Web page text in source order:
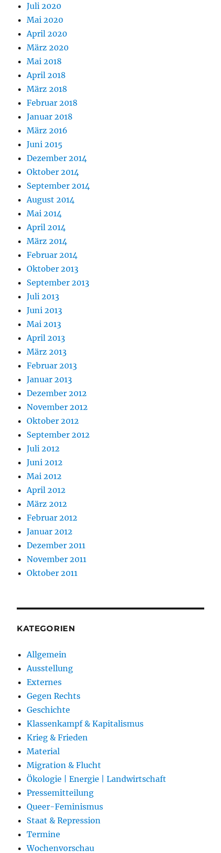
Juli 2020
Mai 2020
April 2020
März 2020
Mai 2018
April 2018
März 2018
Februar 2018
Januar 2018
März 2016
Juni 2015
Dezember 2014
Oktober 2014
September 2014
August 2014
Mai 2014
April 2014
März 2014
Februar 2014
Oktober 2013
September 2013
Juli 2013
Juni 2013
Mai 2013
April 2013
März 2013
Februar 2013
Januar 2013
Dezember 2012
November 2012
Oktober 2012
September 2012
Juli 2012
Juni 2012
Mai 2012
April 2012
März 2012
Februar 2012
Januar 2012
Dezember 2011
November 2011
Oktober 2011
KATEGORIEN
Allgemein
Ausstellung
Externes
Gegen Rechts
Geschichte
Klassenkampf & Kapitalismus
Krieg & Frieden
Material
Migration & Flucht
Ökologie | Energie | Landwirtschaft
Pressemitteilung
Queer-Feminismus
Staat & Repression
Termine
Wochenvorschau